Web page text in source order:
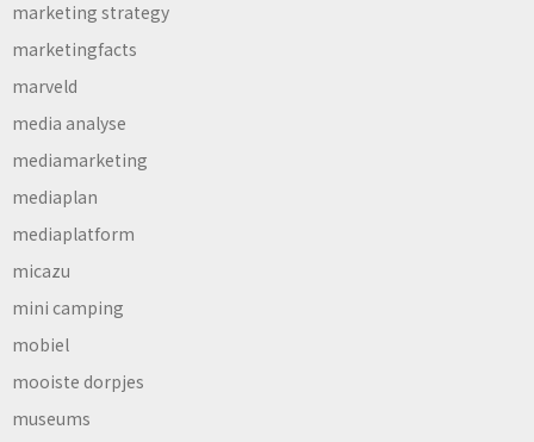
marketing strategy
marketingfacts
marveld
media analyse
mediamarketing
mediaplan
mediaplatform
micazu
mini camping
mobiel
mooiste dorpjes
museums